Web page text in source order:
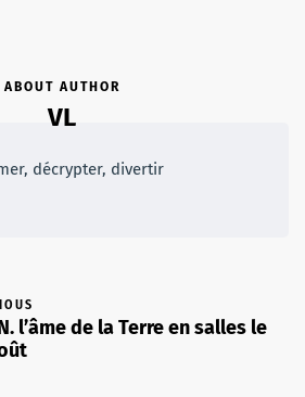
ABOUT AUTHOR
VL
décrypter, divertir
l’âme de la Terre en salles le